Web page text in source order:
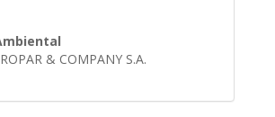
& COMPANY S.A.